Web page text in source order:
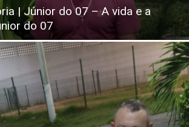
| Júnior do 07 – A vida e a
do 07